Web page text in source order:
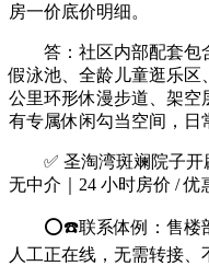
房一价底价明细。
答：社区内部配套包含
假泳池、全龄儿童逛乐区
公里环形休漫步道、架空
有专属休闲勾当空间，日
✅ 圣淘湾斑斓院子开
无中介｜24 小时房价 / 优
⭕☎️联系体例：售楼部
人工正在线，无需转接、